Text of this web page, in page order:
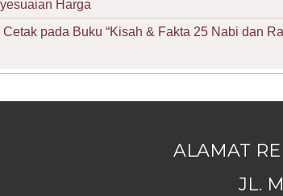
Harga
pada Buku “Kisah & Fakta 25 Nabi dan
ALAMAT
JL.